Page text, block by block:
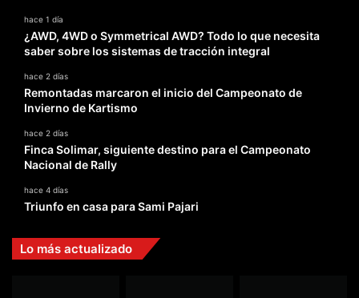
hace 1 día
¿AWD, 4WD o Symmetrical AWD? Todo lo que necesita
saber sobre los sistemas de tracción integral
hace 2 días
Remontadas marcaron el inicio del Campeonato de
Invierno de Kartismo
hace 2 días
Finca Solimar, siguiente destino para el Campeonato
Nacional de Rally
hace 4 días
Triunfo en casa para Sami Pajari
Lo más actualizado